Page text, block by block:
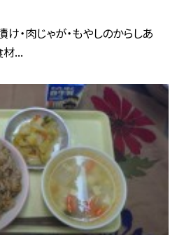
・肉じゃが・もやしのからしあ
材...